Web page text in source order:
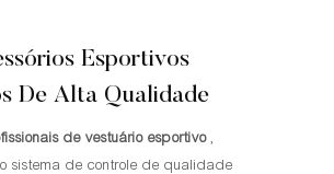
Esportivos
De Alta Qualidade
de vestuário esportivo,
sistema de controle de qualidade